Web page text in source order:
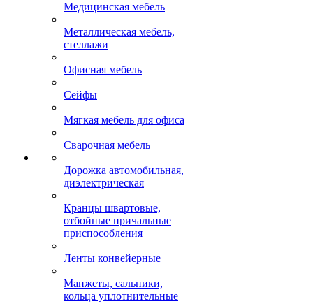
Медицинская мебель
Металлическая мебель,
стеллажи
Офисная мебель
Сейфы
Мягкая мебель для офиса
Сварочная мебель
Дорожка автомобильная,
диэлектрическая
Кранцы швартовые,
отбойные причальные
приспособления
Ленты конвейерные
Манжеты, сальники,
кольца уплотнительные